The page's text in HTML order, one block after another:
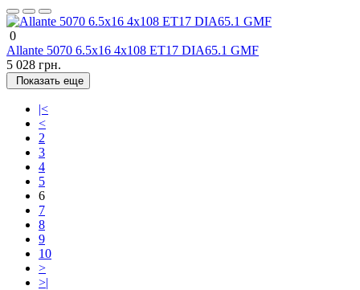
0
Allante 5070 6.5x16 4x108 ET17 DIA65.1 GMF
5 028 грн.
Показать еще
|<
<
2
3
4
5
6
7
8
9
10
>
>|